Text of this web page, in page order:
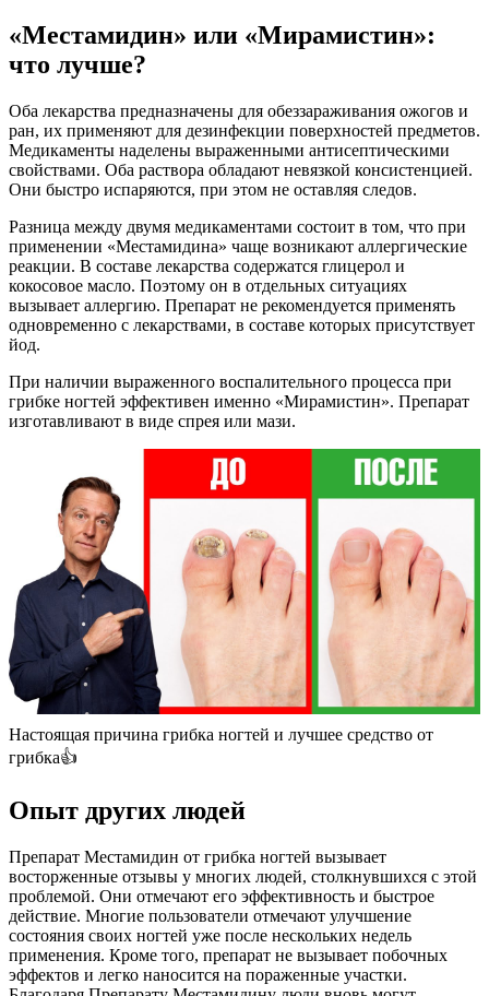
«Местамидин» или «Мирамистин»:
что лучше?
Оба лекарства предназначены для обеззараживания ожогов и
ран, их применяют для дезинфекции поверхностей предметов.
Медикаменты наделены выраженными антисептическими
свойствами. Оба раствора обладают невязкой консистенцией.
Они быстро испаряются, при этом не оставляя следов.
Разница между двумя медикаментами состоит в том, что при
применении «Местамидина» чаще возникают аллергические
реакции. В составе лекарства содержатся глицерол и
кокосовое масло. Поэтому он в отдельных ситуациях
вызывает аллергию. Препарат не рекомендуется применять
одновременно с лекарствами, в составе которых присутствует
йод.
При наличии выраженного воспалительного процесса при
грибке ногтей эффективен именно «Мирамистин». Препарат
изготавливают в виде спрея или мази.
Настоящая причина грибка ногтей и лучшее средство от
грибка👍
Опыт других людей
Препарат Местамидин от грибка ногтей вызывает
восторженные отзывы у многих людей, столкнувшихся с этой
проблемой. Они отмечают его эффективность и быстрое
действие. Многие пользователи отмечают улучшение
состояния своих ногтей уже после нескольких недель
применения. Кроме того, препарат не вызывает побочных
эффектов и легко наносится на пораженные участки.